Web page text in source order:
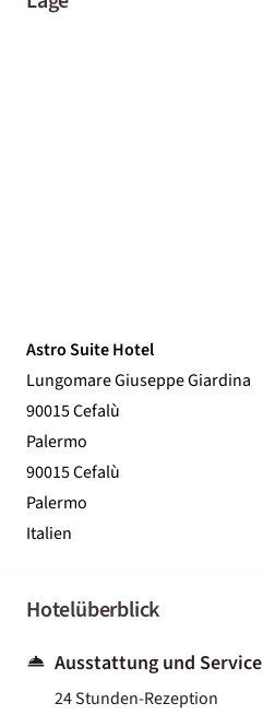
Astro Suite Hotel
Lungomare Giuseppe Giardina
90015 Cefalù
Palermo
90015 Cefalù
Palermo
Italien
Hotelüberblick
Ausstattung und Service
24 Stunden-Rezeption